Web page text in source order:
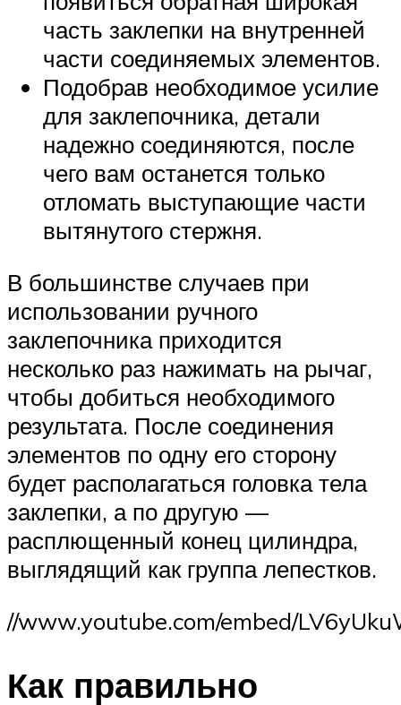
часть заклепки на внутренней
части соединяемых элементов.
Подобрав необходимое усилие
для заклепочника, детали
надежно соединяются, после
чего вам останется только
отломать выступающие части
вытянутого стержня.
В большинстве случаев при
использовании ручного
заклепочника приходится
несколько раз нажимать на рычаг,
чтобы добиться необходимого
результата. После соединения
элементов по одну его сторону
будет располагаться головка тела
заклепки, а по другую —
расплющенный конец цилиндра,
выглядящий как группа лепестков.
//www.youtube.com/embed/
Как правильно